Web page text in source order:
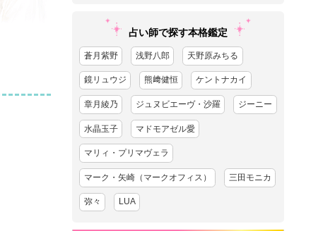
占い師で探す本格鑑定
蒼月紫野 浅野八郎 天野原みちる
鏡リュウジ 熊﨑健恒 ケントナカイ
章月綾乃 ジュヌビエーヴ・沙羅 ジーニー
水晶玉子 マドモアゼル愛
マリィ・プリマヴェラ
マーク・矢崎（マークオフィス） 三田モニカ
弥々 LUA